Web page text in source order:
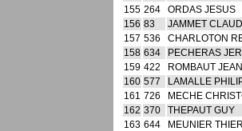
155 264
ORDAS JESUS
156 83
JAMMET
157 536
CHARLOTON
158 634
PECHERAS
159 422
ROMBAUT
160 577
LAMALLE
161 726
MECHE
162 370
THEPAUT GUY
163 644
MEUNIER